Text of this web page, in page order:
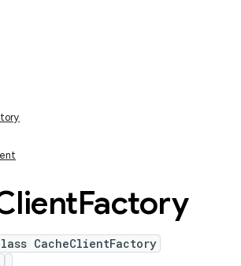
Factory
CacheClientFactory